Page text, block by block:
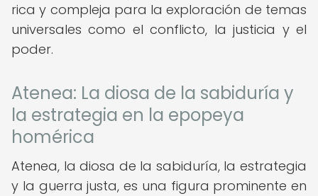
rica y compleja para la exploración de temas
universales como el conflicto, la justicia y el
poder.
Atenea: La diosa de la sabiduría y
la estrategia en la epopeya
homérica
Atenea, la diosa de la sabiduría, la estrategia
y la guerra justa, es una figura prominente en